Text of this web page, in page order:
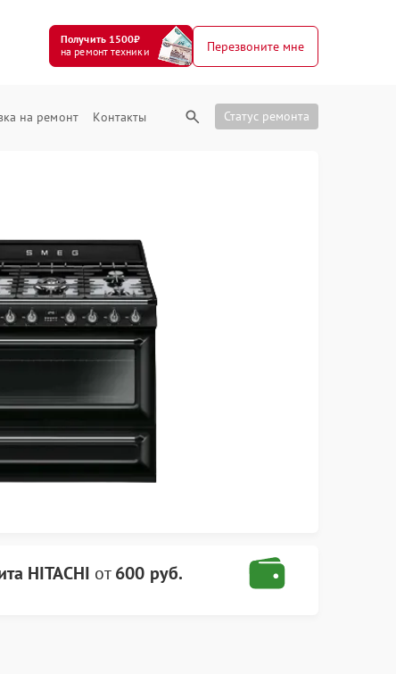
Получить 1500₽
на ремонт техники
Перезвоните мне
на ремонт Контакты Статус ремонта
HITACHI от600 руб.